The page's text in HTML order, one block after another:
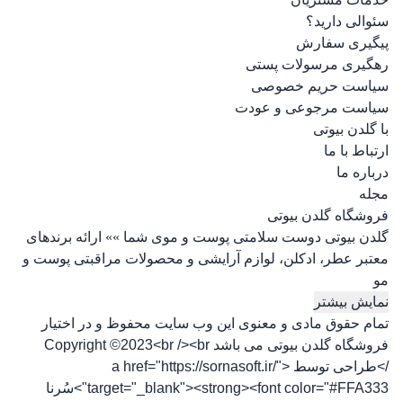
سئوالی دارید؟
پیگیری سفارش
رهگیری مرسولات پستی
سیاست حریم خصوصی
سیاست مرجوعی و عودت
با گلدن بیوتی
ارتباط با ما
درباره ما
مجله
فروشگاه گلدن بیوتی
گلدن بیوتی دوست سلامتی پوست و موی شما »» ارائه برندهای
معتبر عطر، ادکلن، لوازم آرایشی و محصولات مراقبتی پوست و
مو
نمایش بیشتر
تمام حقوق مادی و معنوی این وب سایت محفوظ و در اختیار
فروشگاه گلدن بیوتی می باشد Copyright ©2023<br /><br
/>طراحی توسط <a href="https://sornasoft.ir/"
target="_blank"><strong><font color="#FFA333">سُرنا